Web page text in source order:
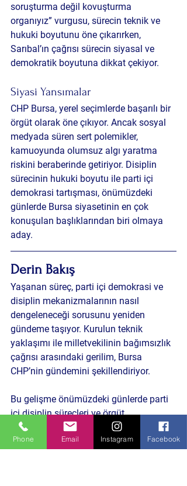
soruşturma değil kovuşturma
organıyız” vurgusu, sürecin teknik ve
hukuki boyutunu öne çıkarırken,
Sarıbal’ın çağrısı sürecin siyasal ve
demokratik boyutuna dikkat çekiyor.
Siyasi Yansımalar
CHP Bursa, yerel seçimlerde başarılı bir
örgüt olarak öne çıkıyor. Ancak sosyal
medyada süren sert polemikler,
kamuoyunda olumsuz algı yaratma
riskini beraberinde getiriyor. Disiplin
sürecinin hukuki boyutu ile parti içi
demokrasi tartışması, önümüzdeki
günlerde Bursa siyasetinin en çok
konuşulan başlıklarından biri olmaya
aday.
Derin Bakış
Yaşanan süreç, parti içi demokrasi ve
disiplin mekanizmalarının nasıl
dengeleneceği sorusunu yeniden
gündeme taşıyor. Kurulun teknik
yaklaşımı ile milletvekilinin bağımsızlık
çağrısı arasındaki gerilim, Bursa
CHP’nin gündemini şekillendiriyor.
Bu gelişme önümüzdeki günlerde parti
içi disiplin süreçleri ve örgüt
bağımsızlığı açısından yeni tartışmaları
da beraberinde getirebilir.
Phone Email Instagram Facebook